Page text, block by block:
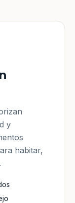
y
habitar,